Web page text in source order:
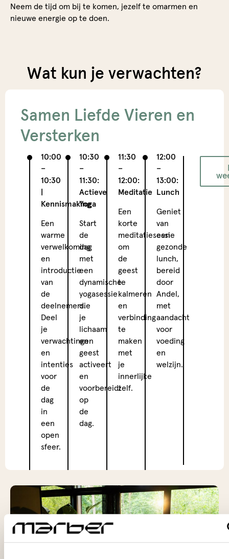
Neem de tijd om bij te komen, jezelf te omarmen en
nieuwe energie op te doen.
Wat kun je verwachten?
Samen Liefde Vieren en
Versterken
10:00
–
10:30
|
Kennismaking
Een
warme
verwelkoming
en
introductie
van
de
deelnemers.
Deel
je
verwachtingen
en
intenties
voor
de
dag
in
een
open
sfeer.
10:30
–
11:30:
Actieve
Yoga
Start
de
dag
met
een
dynamische
yogasessie
die
je
lichaam
en
geest
activeert
en
voorbereidt
op
de
dag.
11:30
–
12:00:
Meditatie
Een
korte
meditatiesessie
om
de
geest
te
kalmeren
en
verbinding
te
maken
met
je
innerlijke
zelf.
12:00
–
13:00:
Lunch
Geniet
van
een
gezonde
lunch,
bereid
door
Andel,
met
aandacht
voor
voeding
en
welzijn.
13:00
niet
14:00
–